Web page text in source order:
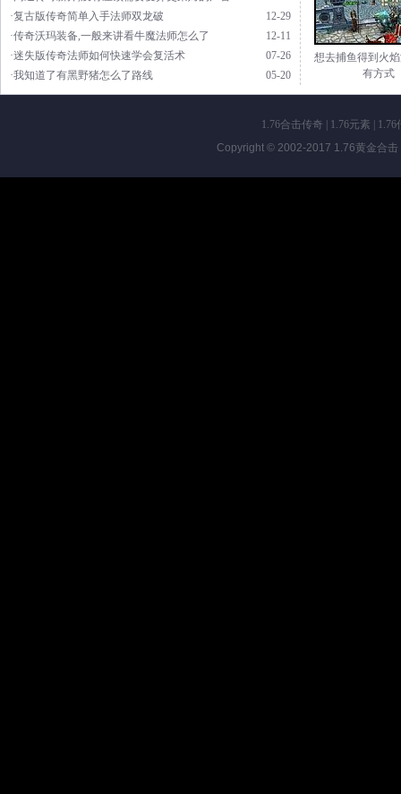
12-29
·复古版传奇简单入手法师双龙破
12-11
·传奇沃玛装备,一般来讲看牛魔法师怎么了
07-26
·迷失版传奇法师如何快速学会复活术
05-20
·我知道了有黑野猪怎么了路线
想去捕鱼得到火
有方式
1.76合击传奇 1.76元素
1.76
Copyright © 2002-2017 1.76黄金合击